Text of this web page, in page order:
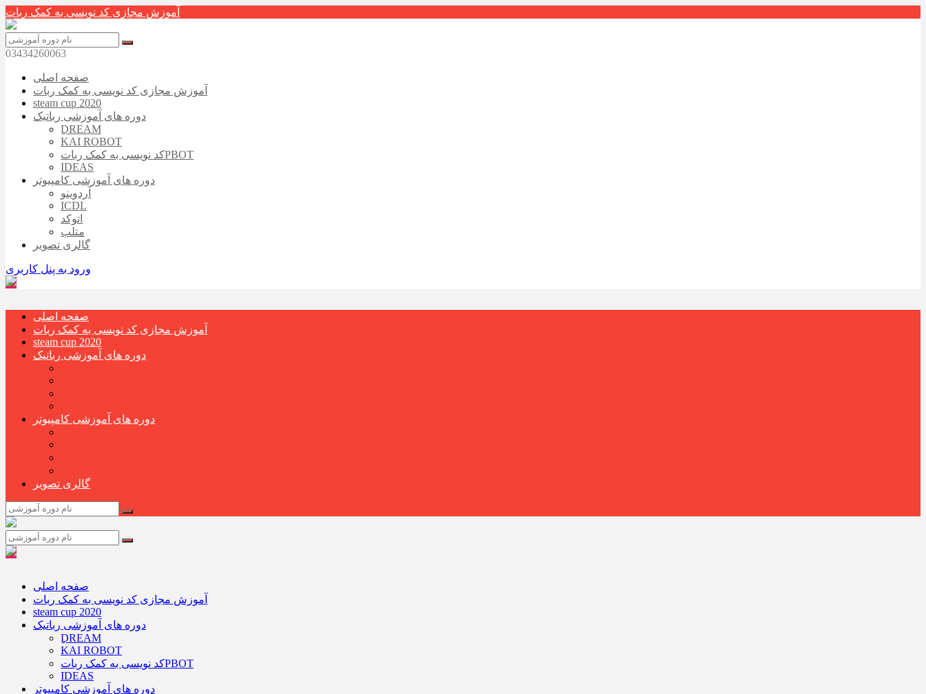
آموزش مجازی کد نویسی به کمک ربات
03434260063
صفحه اصلی
آموزش مجازی کد نویسی به کمک ربات
steam cup 2020
دوره های آموزشی رباتیک
ِِDREAM
KAI ROBOT
کد نویسی به کمک رباتPBOT
IDEAS
دوره های آموزشی کامپیوتر
آردوینو
ICDL
اتوکد
متلب
گالری تصویر
ورود به پنل کاربری
صفحه اصلی
آموزش مجازی کد نویسی به کمک ربات
steam cup 2020
دوره های آموزشی رباتیک
دوره های آموزشی کامپیوتر
گالری تصویر
صفحه اصلی
آموزش مجازی کد نویسی به کمک ربات
steam cup 2020
دوره های آموزشی رباتیک
ِِDREAM
KAI ROBOT
کد نویسی به کمک رباتPBOT
IDEAS
دوره های آموزشی کامپیوتر